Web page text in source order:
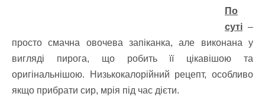
По
суті –
просто смачна овочева запіканка, але виконана у
вигляді пирога, що робить її цікавішою та
оригінальнішою. Низькокалорійний рецепт, особливо
якщо прибрати сир, мрія під час дієти.